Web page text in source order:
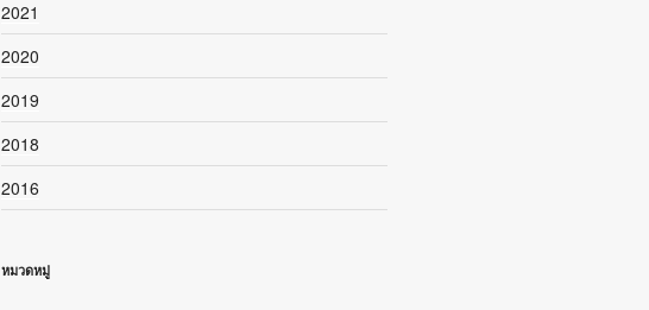
2021
2020
2019
2018
2016
หมวดหมู่